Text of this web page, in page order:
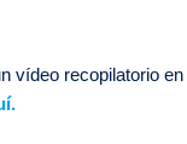
vídeo recopilatorio en